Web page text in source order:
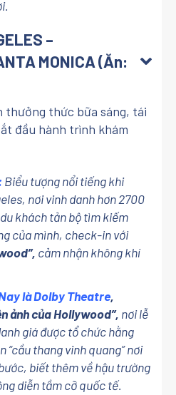
–
MONICA (Ăn:
thưởng thức bữa sáng, tái
đầu hành trình khám
Biểu tượng nổi tiếng khi
nơi vinh danh hơn 2700
khách tản bộ tìm kiếm
của mình, check-in với
cảm nhận không khí
là Dolby Theatre,
ảnh của Hollywood”, nơi lễ
giá được tổ chức hằng
“cầu thang vinh quang” nơi
biết thêm về hậu trường
diễn tầm cỡ quốc tế.